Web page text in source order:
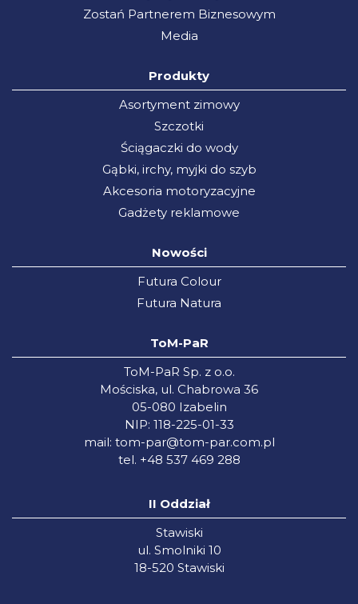
Zostań Partnerem Biznesowym
Media
Produkty
Asortyment zimowy
Szczotki
Ściągaczki do wody
Gąbki, irchy, myjki do szyb
Akcesoria motoryzacyjne
Gadżety reklamowe
Nowości
Futura Colour
Futura Natura
ToM-PaR
ToM-PaR Sp. z o.o.
Mościska, ul. Chabrowa 36
05-080 Izabelin
NIP: 118-225-01-33
mail: tom-par@tom-par.com.pl
tel. +48 537 469 288
II Oddział
Stawiski
ul. Smolniki 10
18-520 Stawiski